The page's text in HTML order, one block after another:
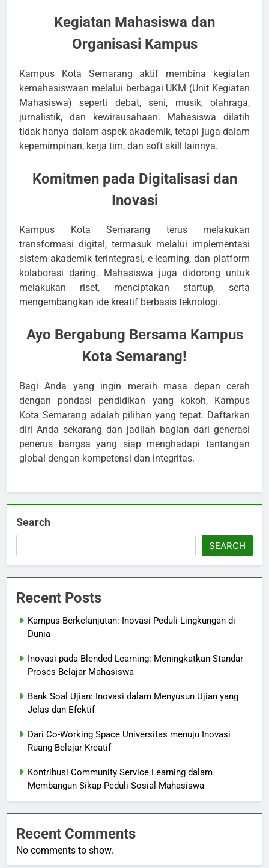
Kegiatan Mahasiswa dan
Organisasi Kampus
Kampus Kota Semarang aktif membina kegiatan
kemahasiswaan melalui berbagai UKM (Unit Kegiatan
Mahasiswa) seperti debat, seni, musik, olahraga,
jurnalistik, dan kewirausahaan. Mahasiswa dilatih
tidak hanya dalam aspek akademik, tetapi juga dalam
kepemimpinan, kerja tim, dan soft skill lainnya.
Komitmen pada Digitalisasi dan
Inovasi
Kampus Kota Semarang terus melakukan
transformasi digital, termasuk melalui implementasi
sistem akademik terintegrasi, e-learning, dan platform
kolaborasi daring. Mahasiswa juga didorong untuk
melakukan riset, menciptakan startup, serta
mengembangkan ide kreatif berbasis teknologi.
Ayo Bergabung Bersama Kampus
Kota Semarang!
Bagi Anda yang ingin meraih masa depan cerah
dengan pondasi pendidikan yang kokoh, Kampus
Kota Semarang adalah pilihan yang tepat. Daftarkan
diri Anda sekarang dan jadilah bagian dari generasi
penerus bangsa yang siap menghadapi tantangan
global dengan kompetensi dan integritas.
Search
SEARCH
Recent Posts
Kampus Berkelanjutan: Inovasi Peduli Lingkungan di
Dunia
Inovasi pada Blended Learning: Meningkatkan Standar
Proses Belajar Mahasiswa
Bank Soal Ujian: Inovasi dalam Menyusun Ujian yang
Jelas dan Efektif
Dari Co-Working Space Universitas menuju Inovasi
Ruang Belajar Kreatif
Kontribusi Community Service Learning dalam
Membangun Sikap Peduli Sosial Mahasiswa
Recent Comments
No comments to show.